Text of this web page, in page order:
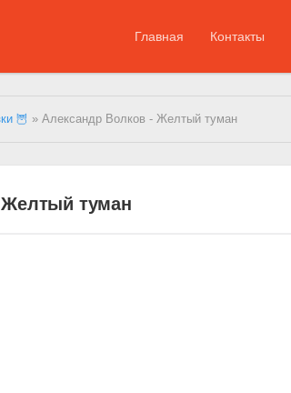
Главная Контакты
🦉 » Александр Волков - Желтый туман
туман